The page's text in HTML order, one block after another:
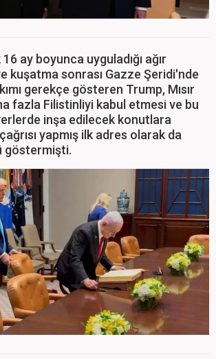
ay boyunca uyguladığı ağır
kuşatma sonrası Gazze Şeridi'nde
gerekçe gösteren Trump, Mısır
fazla Filistinliyi kabul etmesi ve bu
inşa edilecek konutlara
yapmış ilk adres olarak da
göstermişti.